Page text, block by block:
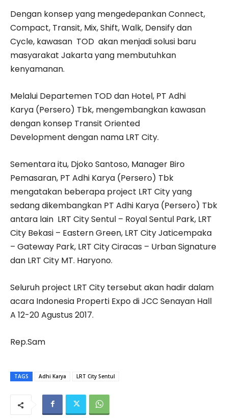
Dengan konsep yang mengedepankan Connect,
Compact, Transit, Mix, Shift, Walk, Densify dan
Cycle, kawasan TOD akan menjadi solusi baru
masyarakat Jakarta yang membutuhkan
kenyamanan.
Melalui Departemen TOD dan Hotel, PT Adhi
Karya (Persero) Tbk, mengembangkan kawasan
dengan konsep Transit Oriented
Development dengan nama LRT City.
Sementara itu, Djoko Santoso, Manager Biro
Pemasaran, PT Adhi Karya (Persero) Tbk
mengatakan beberapa project LRT City yang
sedang dikembangkan PT Adhi Karya (Persero) Tbk
antara lain LRT City Sentul – Royal Sentul Park, LRT
City Bekasi – Eastern Green, LRT City Jaticempaka
– Gateway Park, LRT City Ciracas – Urban Signature
dan LRT City MT. Haryono.
Seluruh project LRT City tersebut akan hadir dalam
acara Indonesia Properti Expo di JCC Senayan Hall
A 12-20 Agustus 2017.
Rep.Sam
TAGS Adhi Karya LRT City Sentul